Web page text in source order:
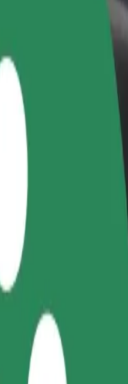
repartidor
y cobrá todas las